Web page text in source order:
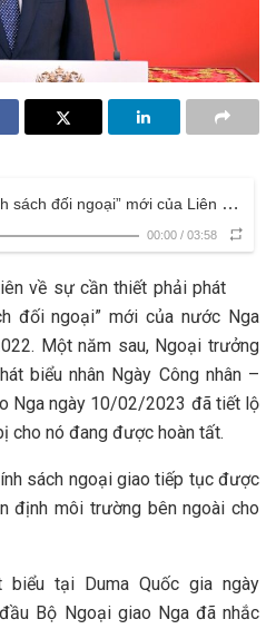
“Khái niệm chính sách đối ngoại” mới của Liên bang Nga sẽ có những thay đổi gì?
00:00 / 03:58
về sự cần thiết phải phát
đối ngoại” mới của nước Nga
Một năm sau, Ngoại trưởng
biểu nhân Ngày Công nhân –
Nga ngày 10/02/2023 đã tiết lộ
cho nó đang được hoàn tất.
sách ngoại giao tiếp tục được
định môi trường bên ngoài cho
biểu tại Duma Quốc gia ngày
Bộ Ngoại giao Nga đã nhắc